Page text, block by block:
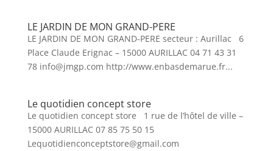
LE JARDIN DE MON GRAND-PERE
LE JARDIN DE MON GRAND-PERE secteur : Aurillac 6
Place Claude Erignac – 15000 AURILLAC 04 71 43 31
78 info@jmgp.com http://www.enbasdemarue.fr...
Le quotidien concept store
Le quotidien concept store 1 rue de l’hôtel de ville –
15000 AURILLAC 07 85 75 50 15
Lequotidienconceptstore@gmail.com